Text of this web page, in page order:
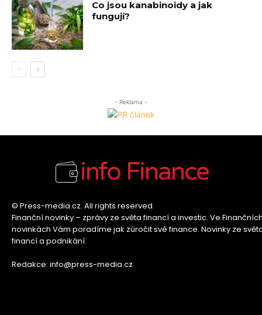
Co jsou kanabinoidy a jak
fungují?
- Reklama -
info Finance
© Press-media.cz. All rights reserved.
Finanční novinky – zprávy ze světa financí a investic. Ve
novinkách Vám poradíme jak zúročit své finance. Novinky ze
financí a podnikání.
Redakce: info@press-media.cz